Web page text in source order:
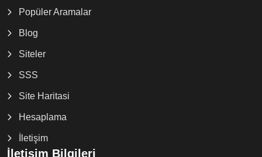
Popüler Aramalar
Blog
Siteler
SSS
Site Haritasi
Hesaplama
İletişim
İletişim Bilgileri